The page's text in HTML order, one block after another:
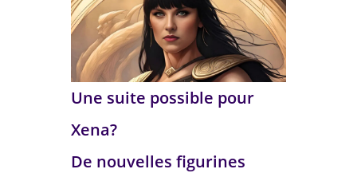
Une suite possible pour
Xena?
De nouvelles figurines